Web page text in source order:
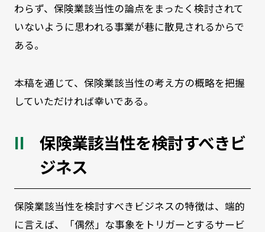
わらず、保険業該当性の論点をまったく検討されて
いないように思われる事業が巷に散見されるからで
ある。
本稿を通じて、保険業該当性の考え方の概略を把握
していただければ幸いである。
保険業該当性を検討すべきビ
ジネス
保険業該当性を検討すべきビジネスの特徴は、端的
に言えば、「偶然」な事象をトリガーとするサービ